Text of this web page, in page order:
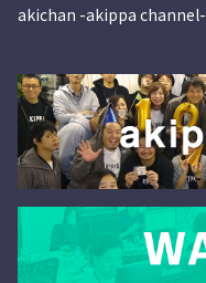
akichan -akippa channel-